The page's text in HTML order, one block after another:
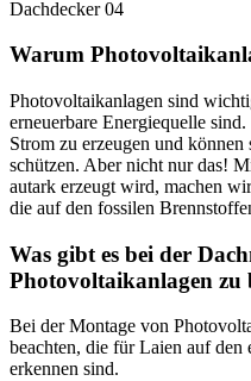
Warum
Photovoltaikanlagen sind
erneuerbare Energiequelle
Strom zu erzeugen und
schützen. Aber nicht nur das!
autark erzeugt wird, machen
die auf den fossilen
Was gibt es bei der
Photovoltaikanlagen zu
Bei der Montage von
beachten, die für Laien auf
erkennen sind.